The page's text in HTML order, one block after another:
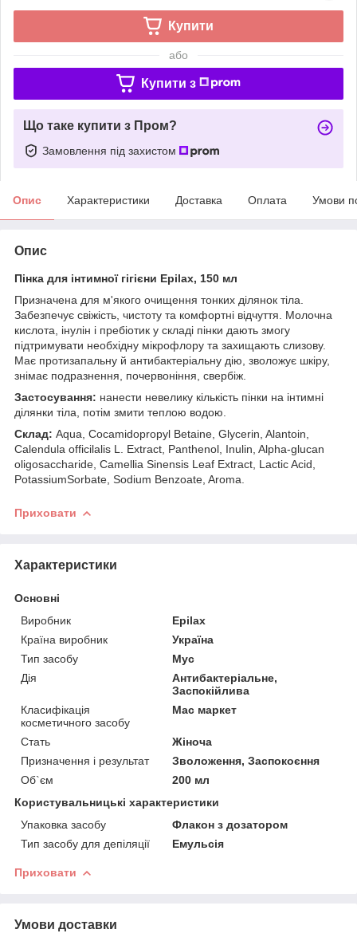
Купити
або
Купити з
Що таке купити з Пром?
Замовлення під захистом
Опис Характеристики Доставка Оплата Умови
Опис
Пінка для інтимної гігієни Epilax, 150 мл
Призначена для м'якого очищення тонких ділянок тіла.
Забезпечує свіжість, чистоту та комфортні відчуття. Молочна
кислота, інулін і пребіотик у складі пінки дають змогу
підтримувати необхідну мікрофлору та захищають слизову.
Має протизапальну й антибактеріальну дію, зволожує шкіру,
знімає подразнення, почервоніння, свербіж.
Застосування: нанести невелику кількість пінки на інтимні
ділянки тіла, потім змити теплою водою.
Склад: Aqua, Cocamidopropyl Betaine, Glycerin, Alantoin,
Calendula officilalis L. Extract, Panthenol, Inulin, Alpha-glucan
oligosaccharide, Camellia Sinensis Leaf Extract, Lactic Acid,
PotassiumSorbate, Sodium Benzoate, Aroma.
Приховати
Характеристики
Основні
Виробник
Epilax
Країна виробник
Україна
Тип засобу
Мус
Дія
Антибактеріальне,
Заспокійлива
Класифікація
косметичного засобу
Мас маркет
Стать
Жіноча
Призначення і результат
Зволоження, Заспокоєння
Об`єм
200 мл
Користувальницькі характеристики
Упаковка засобу
Флакон з дозатором
Тип засобу для депіляції
Емульсія
Приховати
Умови доставки